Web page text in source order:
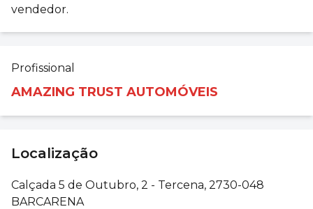
vendedor.
Profissional
AMAZING TRUST AUTOMÓVEIS
Localização
Calçada 5 de Outubro, 2 - Tercena, 2730-048
BARCARENA